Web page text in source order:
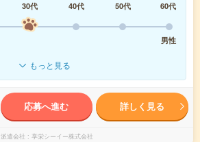
30代 40代 50代
60代
男性
もっと見る
応募へ進む 詳しく見る
派遣会社 享栄シーイー株式会社